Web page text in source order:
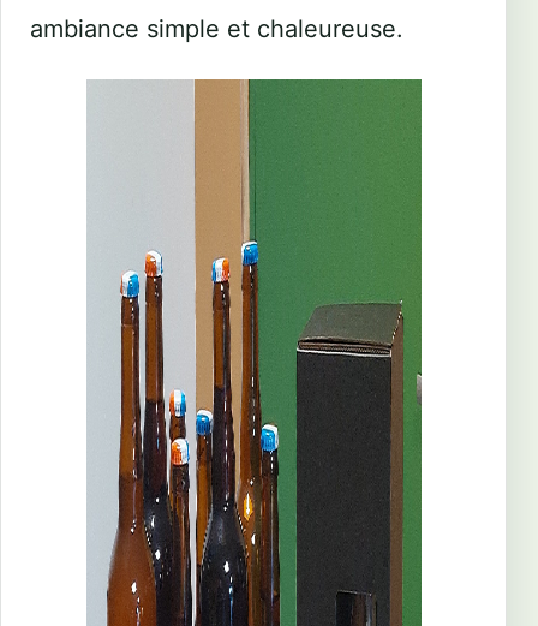
ambiance simple et chaleureuse.